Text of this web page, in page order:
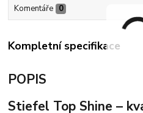
Komentáře 0
Kompletní specifikace
POPIS
Stiefel Top Shine –